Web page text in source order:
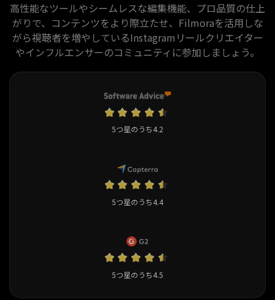
高性能なツールやシームレスな編集機能、プロ品質の仕上
がりで、コンテンツをより際立たせ、Filmoraを活用しな
がら視聴者を増やしているInstagramリールクリエイター
やインフルエンサーのコミュニティに参加しましょう。
5つ星のうち4.2
5つ星のうち4.4
5つ星のうち4.5